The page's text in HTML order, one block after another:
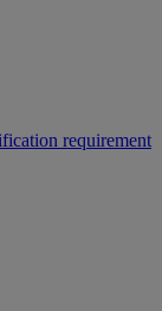
requirement